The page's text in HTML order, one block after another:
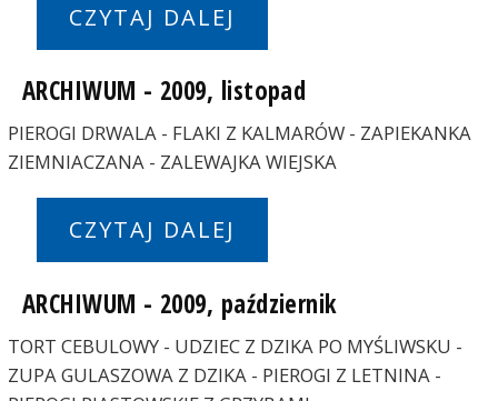
CZYTAJ DALEJ
ARCHIWUM - 2009, listopad
PIEROGI DRWALA - FLAKI Z KALMARÓW - ZAPIEKANKA
ZIEMNIACZANA - ZALEWAJKA WIEJSKA
CZYTAJ DALEJ
ARCHIWUM - 2009, październik
TORT CEBULOWY - UDZIEC Z DZIKA PO MYŚLIWSKU -
ZUPA GULASZOWA Z DZIKA - PIEROGI Z LETNINA -